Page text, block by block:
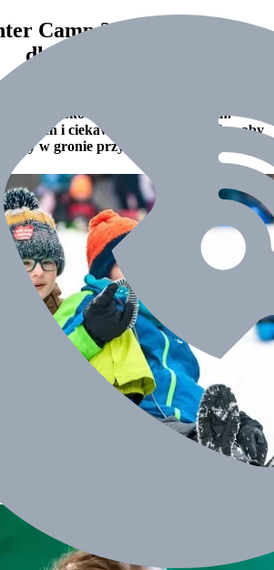
Camp 2020 -zimowisko
dla dzieci
-zimowisko dla dzieci w Beskidach.
i ciekawych zajęć. Wszystko, aby
w gronie przyjaciół i znajomych.